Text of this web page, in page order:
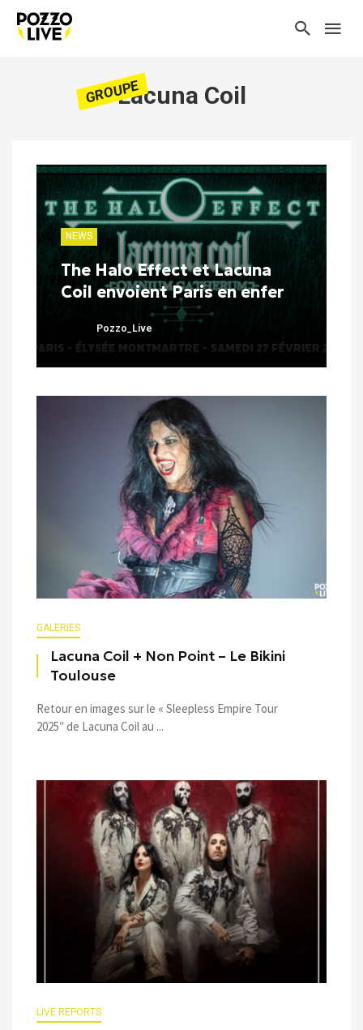
GROUPELacuna Coil
NEWS
The Halo Effect et Lacuna
Coil envoient Paris en enfer
Pozzo_Live
GALERIES
Lacuna Coil + Non Point – Le Bikini
Toulouse
Retour en images sur le « Sleepless Empire Tour
2025″ de Lacuna Coil au ...
LIVE REPORTS